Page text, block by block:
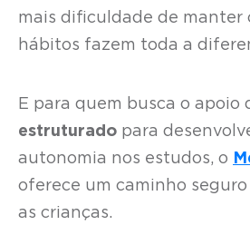
mais dificuldade de manter
hábitos fazem toda a
E para quem busca o apoio
estruturado para
autonomia nos estudos, o
oferece um caminho
as crianças.